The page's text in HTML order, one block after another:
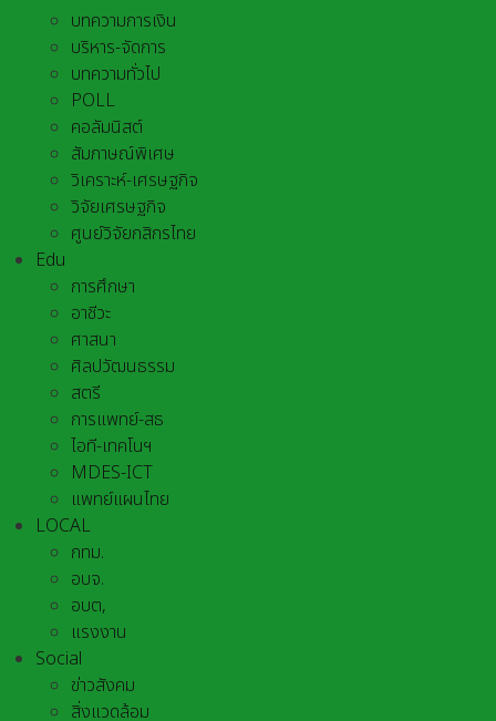
บทความการเงิน
บริหาร-จัดการ
บทความทั่วไป
POLL
คอลัมนิสต์
สัมภาษณ์พิเศษ
วิเคราะห์-เศรษฐกิจ
วิจัยเศรษฐกิจ
ศูนย์วิจัยกสิกรไทย
Edu
การศึกษา
อาชีวะ
ศาสนา
ศิลปวัฒนธรรม
สตรี
การแพทย์-สธ
ไอที-เทคโนฯ
MDES-ICT
แพทย์แผนไทย
LOCAL
กทม.
อบจ.
อบต,
แรงงาน
Social
ข่าวสังคม
สิ่งแวดล้อม